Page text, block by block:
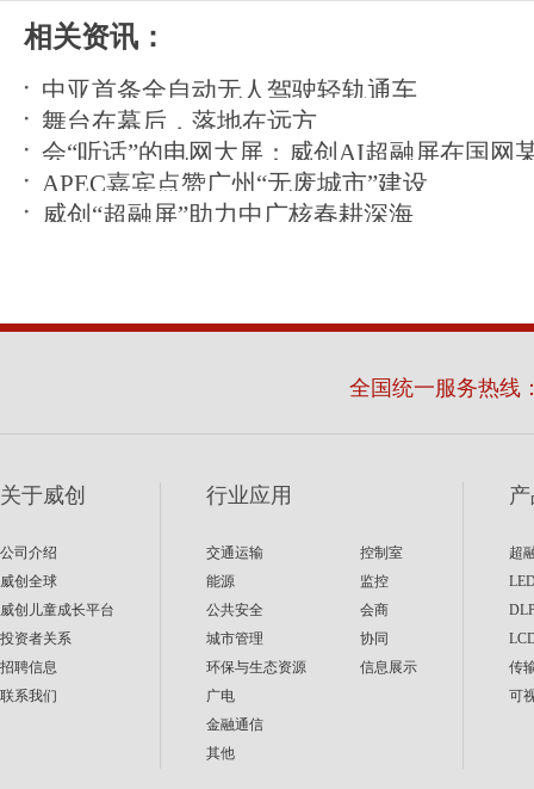
相关资讯：
中亚首条全自动无人驾驶轻轨通车
舞台在幕后，落地在远方
会“听话”的电网大屏：威创AI超融屏在国网
运
APEC嘉宾点赞广州“无废城市”建设
威创“超融屏”助力中广核春耕深海
全国统一服务热线
关于威创
公司介绍
威创全球
威创儿童成长平台
投资者关系
招聘信息
联系我们
行业应用
交通运输
能源
公共安全
城市管理
环保与生态资源
广电
金融通信
其他
控制室
监控
会商
协同
信息展示
超
传
可